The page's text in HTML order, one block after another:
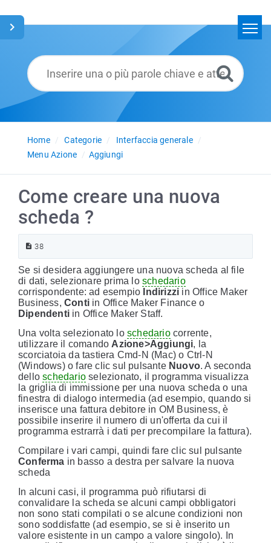
Glossario
Italiano
Home
Categorie
Interfaccia generale
Menu Azione
Aggiungi
Come creare una nuova
scheda ?
38
Se si desidera aggiungere una nuova scheda al file
di dati, selezionare prima lo schedario
corrispondente: ad esempio Indirizzi in Office Maker
Business, Conti in Office Maker Finance o
Dipendenti in Office Maker Staff.
Una volta selezionato lo schedariocorrente,
utilizzare il comando Azione>Aggiungi, la
scorciatoia da tastiera Cmd-N (Mac) o Ctrl-N
(Windows) o fare clic sul pulsante Nuovo. A seconda
delloschedario selezionato, il programma visualizza
la griglia di immissione per una nuova scheda o una
finestra di dialogo intermedia (ad esempio, quando si
inserisce una fattura debitore in OM Business, è
possibile inserire il numero di un'offerta da cui il
programma estrarrà i dati per precompilare la fattura).
Compilare i vari campi, quindi fare clic sul pulsante
Conferma in basso a destra per salvare la nuova
scheda
In alcuni casi, il programma può rifiutarsi di
convalidare la scheda se alcuni campi obbligatori
non sono stati compilati o se alcune condizioni non
sono soddisfatte (ad esempio, se si è inserito un
valore esistente in un campo a valore singolo). In